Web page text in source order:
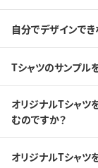
自分でデザインでき
Tシャツのサンプル
オリジナルTシャツ
むのですか？
オリジナルTシャツ